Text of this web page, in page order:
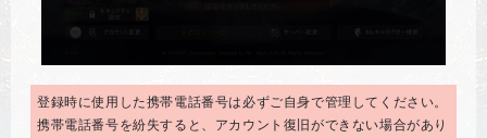
登録時に使用した携帯電話番号は必ずご自身で管理してください。
携帯電話番号を紛失すると、アカウント復旧ができない場合があり